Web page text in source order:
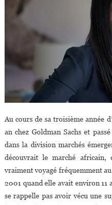
Au cours de sa troisième année
an chez Goldman Sachs et
dans la division marchés
découvrait le marché africain,
vraiment voyagé fréquemment
2001 quand elle avait environ 11
se rappelle pas avoir vécu une